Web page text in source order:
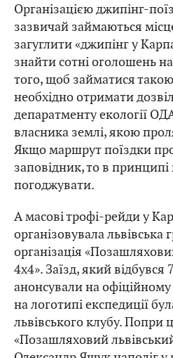
Організацією джипінг-
зазвичай займаються
загуглити «джипінг у
знайти сотні оголошень
того, щоб займатися
необхідно отримати
депаратменту екології
власника землі, якою
Якщо маршрут поїздки
заповідник, то в принципі
погоджувати.
А масові трофі-рейди у
організовувала львівська
організація
4х4». Заїзд, який
анонсували на офіційному
на логотипі експедиції
львівського клубу. Попри
«Позашляховий